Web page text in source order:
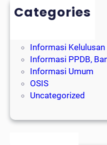
Categories
Event Alumni
Informasi Kelulusan
Informasi PPDB,
Informasi Umum
OSIS
Uncategorized